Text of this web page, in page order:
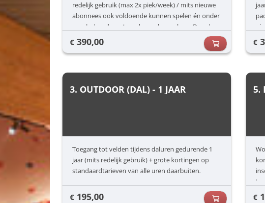
redelijk gebruik (max 2x piek/week) / mits nieuwe
abonnees ook voldoende kunnen spelen én onder
voorbehoud van terugkerende no-show. Deze kan
ten allen tijde worden gestart
€ 390,00 €
3. OUTDOOR (DAL) - 1 JAAR
Toegang tot velden tijdens daluren gedurende 1
jaar (mits redelijk gebruik) + grote kortingen op
standaardtarieven van alle uren daarbuiten.
€ 195,00
5.
€